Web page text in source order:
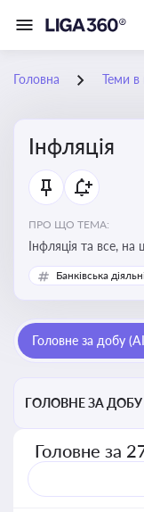
Головна Теми в
Інфляція
ПРО ЩО ТЕМА:
Інфляція та все,
Банківська
Головне за добу
ГОЛОВНЕ ЗА ДОБУ
Головне за